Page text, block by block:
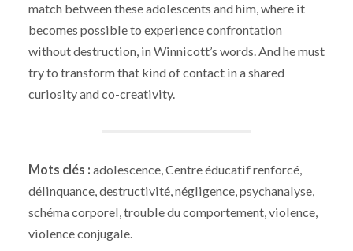
match between these adolescents and him, where it
becomes possible to experience confrontation
without destruction, in Winnicott’s words. And he must
try to transform that kind of contact in a shared
curiosity and co-creativity.
Mots clés : adolescence, Centre éducatif renforcé,
délinquance, destructivité, négligence, psychanalyse,
schéma corporel, trouble du comportement, violence,
violence conjugale.